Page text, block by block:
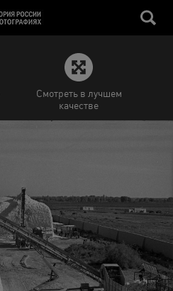
Смотреть в лучшем
качестве